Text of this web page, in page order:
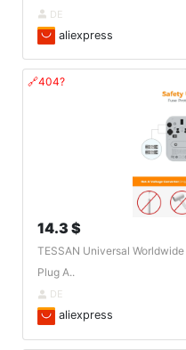
DE
aliexpress
🔗404?
14.3 $
TESSAN Universal
Plug A..
DE
aliexpress